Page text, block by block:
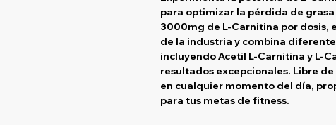
para optimizar la pérdida de
3000mg de L-Carnitina por dosis,
de la industria y combina
incluyendo Acetil L-Carnitina y L-
resultados excepcionales. Libre
en cualquier momento del día,
para tus metas de fitness.